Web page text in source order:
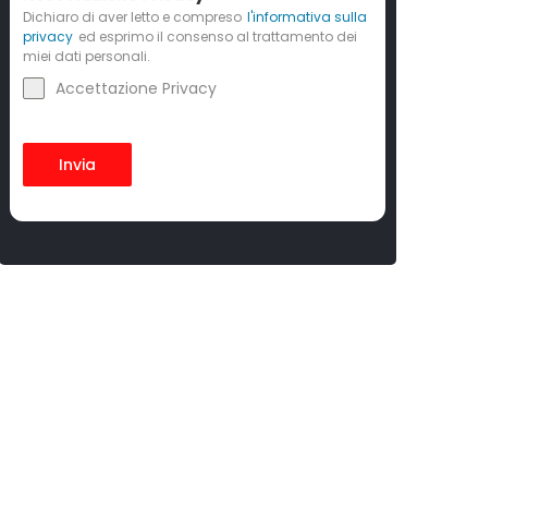
Dichiaro di aver letto e compreso l'informativa sulla
privacy ed esprimo il consenso al trattamento dei
miei dati personali.
Accettazione Privacy
Invia